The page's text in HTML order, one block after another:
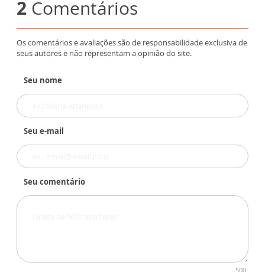
2 Comentários
Os comentários e avaliações são de responsabilidade exclusiva de
seus autores e não representam a opinião do site.
Seu nome
Seu e-mail
Seu comentário
500